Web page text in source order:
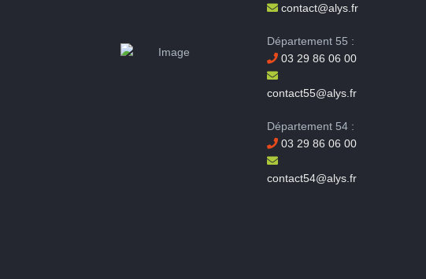
contact@alys.fr
Département 55 :
03 29 86 06 00
contact55@alys.fr
Département 54 :
03 29 86 06 00
contact54@alys.fr